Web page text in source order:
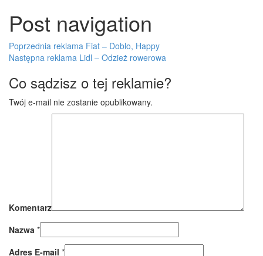
Post navigation
Poprzednia reklama Fiat – Doblo, Happy
Następna reklama Lidl – Odzież rowerowa
Co sądzisz o tej reklamie?
Twój e-mail nie zostanie opublikowany.
Komentarz
Nazwa *
Adres E-mail *